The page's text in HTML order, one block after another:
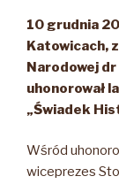
10 grudnia
Katowicach,
Narodowej
uhonorował
„Świadek
Wśród
wiceprezes